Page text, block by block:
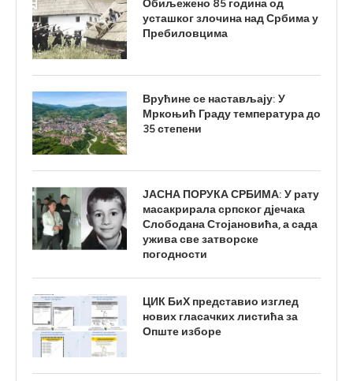
Обиљежено 85 година од
усташког злочина над Србима у
Пребиловцима
Врућине се настављају: У
Мркоњић Граду температура до
35 степени
ЈАСНА ПОРУКА СРБИМА: У рату
масакрирала српског дјечака
Слободана Стојановића, а сада
ужива све затворске
погодности
ЦИК БиХ представио изглед
нових гласачких листића за
Опште изборе